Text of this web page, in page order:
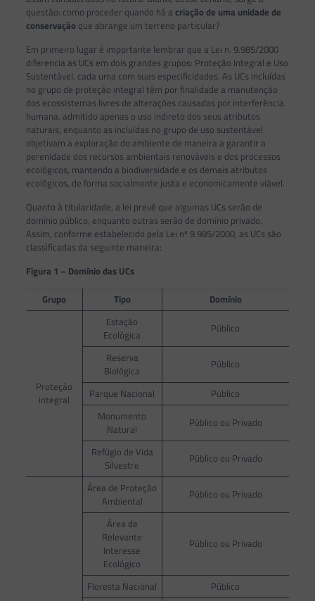
questão: como proceder quando há a criação de uma unidade de
conservação que abrange um terreno particular?
Em primeiro lugar é importante lembrar que a Lei n. 9.985/2000
diferencia as UCs em dois grandes grupos: Proteção Integral e Uso
Sustentável, cada uma com suas especificidades. As UCs incluídas
no grupo de proteção integral têm por finalidade a manutenção
dos ecossistemas livres de alterações causadas por interferência
humana, admitido apenas o uso indireto dos seus atributos
naturais; enquanto as incluídas no grupo de uso sustentável
objetivam a exploração do ambiente de maneira a garantir a
perenidade dos recursos ambientais renováveis e dos processos
ecológicos, mantendo a biodiversidade e os demais atributos
ecológicos, de forma socialmente justa e economicamente viável.
Quanto à titularidade, a lei prevê que algumas UCs serão de
domínio público, enquanto outras serão de domínio privado.
Assim, conforme estabelecido pela Lei nº 9.985/2000, as UCs são
classificadas da seguinte maneira:
Figura 1 – Domínio das UCs
Grupo
Tipo Domínio
Proteção
integral
Estação
Ecológica
Público
Reserva
Biológica
Público
Parque Nacional
Público
Monumento
Natural
Público ou Privado
Refúgio de Vida
Silvestre
Público ou Privado
Área de Proteção
Ambiental
Público ou Privado
Área de
Relevante
Interesse
Ecológico
Público ou Privado
Floresta Nacional Público